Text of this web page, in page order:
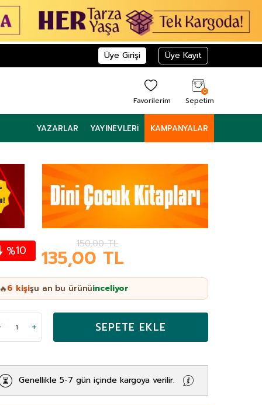
Üye Girişi Üye Kayıt
Favorilerim
0
Sepetim
YAZARLAR YAYINEVLERI KAMPANYALAR
%10 150,00TL
135,00 TL
6 kişişu an bu ürünüinceliyor
SEPETE EKLE
Genellikle 5-7 gün içinde kargoya verilir.